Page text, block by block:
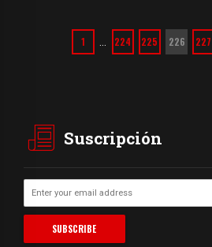
1 224 225 226 227
Suscripción